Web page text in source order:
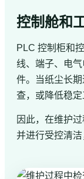
控制舱和
PLC 控制柜和
线、端子、电
件。当纸尘长
查，或降低稳定
因此，在维护
并进行受控清洁